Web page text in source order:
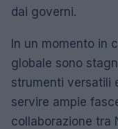
dai governi.
In un momento in
globale sono
strumenti versatili
servire ampie
collaborazione tra